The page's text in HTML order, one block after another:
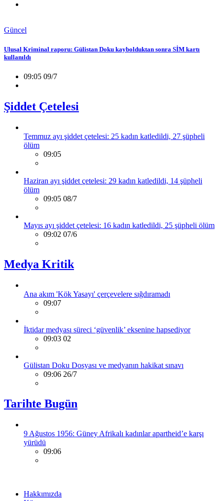
Güncel
Ulusal Kriminal raporu: Gülistan Doku kaybolduktan sonra SİM kartı
kullanıldı
09:05 09/7
Şiddet Çetelesi
Temmuz ayı şiddet çetelesi: 25 kadın katledildi, 27 şüpheli
ölüm
09:05
Haziran ayı şiddet çetelesi: 29 kadın katledildi, 14 şüpheli
ölüm
09:05 08/7
Mayıs ayı şiddet çetelesi: 16 kadın katledildi, 25 şüpheli ölüm
09:02 07/6
Medya Kritik
Ana akım 'Kök Yasayı' çerçevelere sığdıramadı
09:07
İktidar medyası süreci ‘güvenlik’ eksenine hapsediyor
09:03 02
Gülistan Doku Dosyası ve medyanın hakikat sınavı
09:06 26/7
Tarihte Bugün
9 Ağustos 1956: Güney Afrikalı kadınlar apartheid’e karşı
yürüdü
09:06
Hakkımızda